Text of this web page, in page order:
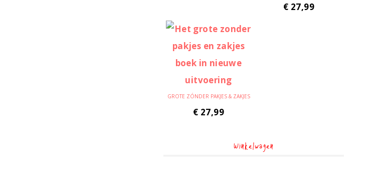
€ 27,99
GROTE ZÓNDER PAKJES & ZAKJES
€ 27,99
Winkelwagen